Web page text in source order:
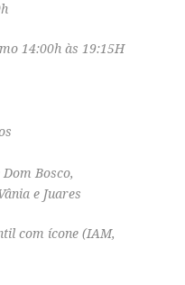
14:00h às 19:15H
Bosco,
e Juares
com ícone (IAM,